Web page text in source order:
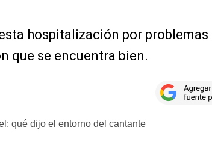
hospitalización por
que se encuentra bien.